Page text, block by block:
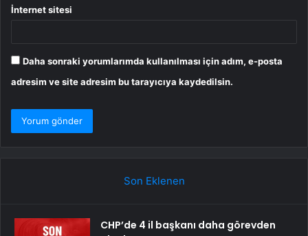
İnternet sitesi
Daha sonraki yorumlarımda kullanılması için adım, e-posta
adresim ve site adresim bu tarayıcıya kaydedilsin.
Son Eklenen
CHP’de 4 il başkanı daha görevden